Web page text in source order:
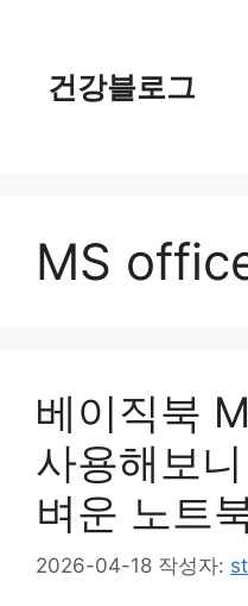
건강블로그
MS
베이직북
사용해보
벼운 노트
2026-04-18 작성자: